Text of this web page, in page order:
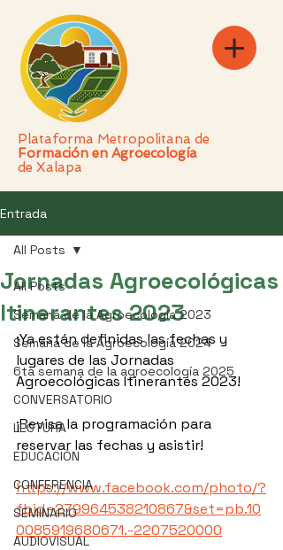
Plataforma Metropolitana de
Formación en Agroecología
de Xalapa
Entrada
All Posts
Semana de la Agroecología 2023
Semana de la Agroecología 2024
6ta semana de la agroecología 2025
CONVERSATORIO
LECTURA
EDUCACIÓN
CONFERENCIA
SEMINARIO
AUDIOVISUAL
All Posts
Jornadas Agroecológicas
Itinerantes 2023
¡Ya están definidas las fechas y
lugares de las Jornadas
Agroecológicas Itinerantes 2023!
¡Revisa la programación para
reservar las fechas y asistir!
https://www.facebook.com/photo/?
fbid=279964538210867&set=pb.10
0085919680671.-2207520000